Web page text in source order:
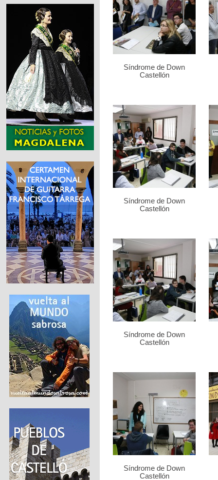
Síndrome de Down
Castellón
Síndrome de Down
Castellón
Síndrome de Down
Castellón
Síndrome de Down
Castellón